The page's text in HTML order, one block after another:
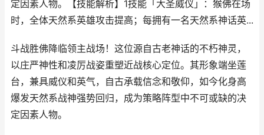
定因素人物。【技能解析】1技能「大圣威仪」：猴佛在场
时，全体天然系英雄攻击提高；每拥有一名天然系神话英...
斗战胜佛降临领主战场！这位源自古老神话的不朽神灵，
以庄严神性和凌厉战姿重塑近战核心定位。其形象端坐莲
台，兼具威仪和英气，自古承载信念和敬仰，如今化身高
爆发天然系战神强势回归，成为策略阵型中不可或缺的决
定因素人物。